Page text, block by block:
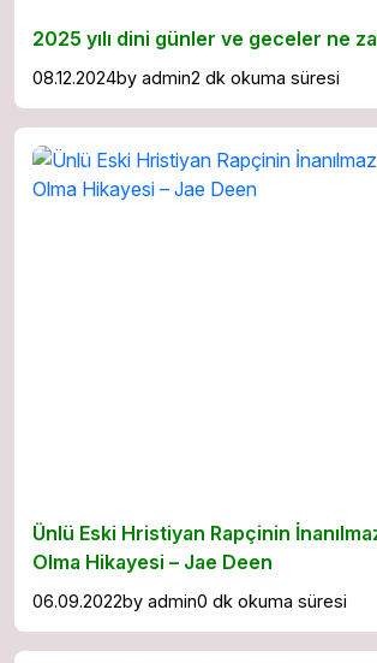
2025 yılı dini günler ve geceler ne
08.12.2024by admin2 dk okuma süresi
Ünlü Eski Hristiyan Rapçinin
Olma Hikayesi – Jae Deen
06.09.2022by admin0 dk okuma süresi